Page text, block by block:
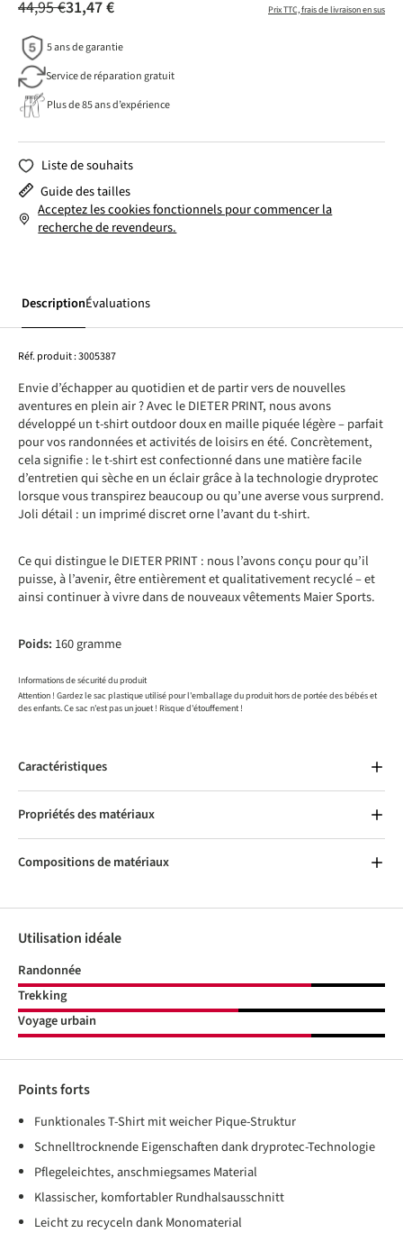
31,47 €
44,95 € Prix TTC, frais de livraison en sus
5 ans de garantie
Service de réparation gratuit
Plus de 85 ans d’expérience
Liste de souhaits
Guide des tailles
Acceptez les cookies fonctionnels pour commencer la
recherche de revendeurs.
DescriptionÉvaluations
Réf. produit :3005387
Envie d’échapper au quotidien et de partir vers de nouvelles
aventures en plein air ? Avec le DIETER PRINT, nous avons
développé un t-shirt outdoor doux en maille piquée légère – parfait
pour vos randonnées et activités de loisirs en été. Concrètement,
cela signifie : le t-shirt est confectionné dans une matière facile
d’entretien qui sèche en un éclair grâce à la technologie dryprotec
lorsque vous transpirez beaucoup ou qu’une averse vous surprend.
Joli détail : un imprimé discret orne l’avant du t-shirt.
Ce qui distingue le DIETER PRINT : nous l’avons conçu pour qu’il
puisse, à l’avenir, être entièrement et qualitativement recyclé – et
ainsi continuer à vivre dans de nouveaux vêtements Maier Sports.
Poids: 160 gramme
Informations de sécurité du produit
Attention ! Gardez le sac plastique utilisé pour l'emballage du produit hors de portée des bébés et
des enfants. Ce sac n'est pas un jouet ! Risque d'étouffement !
Caractéristiques
Propriétés des matériaux
Compositions de matériaux
Utilisation idéale
Randonnée
Trekking
Voyage urbain
Points forts
Funktionales T-Shirt mit weicher Pique-Struktur
Schnelltrocknende Eigenschaften dank dryprotec-Technologie
Pflegeleichtes, anschmiegsames Material
Klassischer, komfortabler Rundhalsausschnitt
Leicht zu recyceln dank Monomaterial